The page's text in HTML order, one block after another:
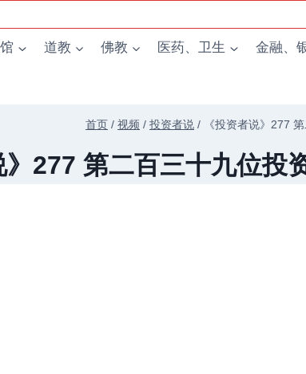
道教 佛教 医药、卫生 金融、
首页 / 视频 / 投资者说 / 《投资者说》277
》277 第二百三十九位